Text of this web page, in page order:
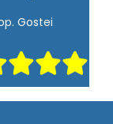
Gostei